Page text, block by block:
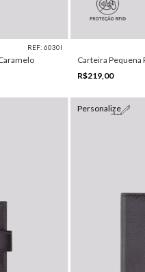
REF: 6030I
Carteira Pequena
R$219,00
Personalize